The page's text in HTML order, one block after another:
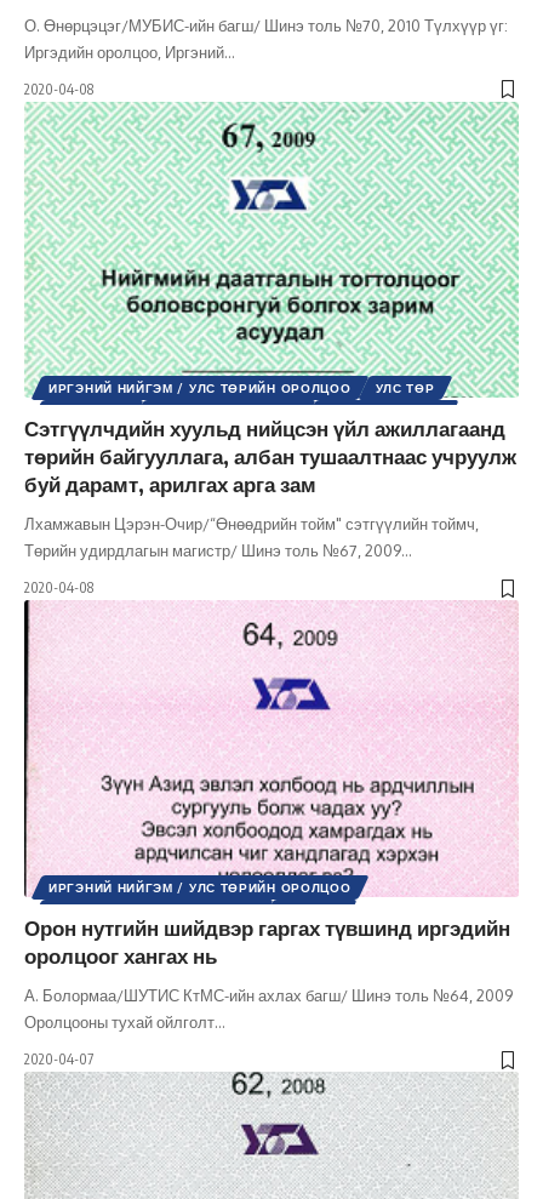
О. Өнөрцэцэг/МУБИС-ийн багш/ Шинэ толь №70, 2010 Түлхүүр үг:
Иргэдийн оролцоо, Иргэний…
2020-04-08
ИРГЭНИЙ НИЙГЭМ / УЛС ТӨРИЙН ОРОЛЦОО
УЛС ТӨР
Сэтгүүлчдийн хуульд нийцсэн үйл ажиллагаанд
төрийн байгууллага, албан тушаалтнаас учруулж
буй дарамт, арилгах арга зам
Лхамжавын Цэрэн-Очир/“Өнөөдрийн тойм" сэтгүүлийн тоймч,
Төрийн удирдлагын магистр/ Шинэ толь №67, 2009…
2020-04-08
ИРГЭНИЙ НИЙГЭМ / УЛС ТӨРИЙН ОРОЛЦОО
ШИНЭ ТОЛЬ СЭТГҮҮЛ
Орон нутгийн шийдвэр гаргах түвшинд иргэдийн
оролцоог хангах нь
А. Болормаа/ШУТИС КтМС-ийн ахлах багш/ Шинэ толь №64, 2009
Оролцооны тухай ойлголт…
2020-04-07